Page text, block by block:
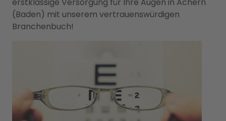
(Baden) mit unserem vertrauenswürdigen
Branchenbuch!